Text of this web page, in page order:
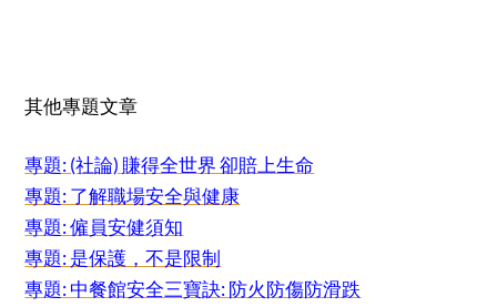
其他專題文章
專題: (社論) 賺得全世界 卻賠上生命
專題: 了解職場安全與健康
專題: 僱員安健須知
專題: 是保護，不是限制
專題: 中餐館安全三寶訣: 防火防傷防滑跌